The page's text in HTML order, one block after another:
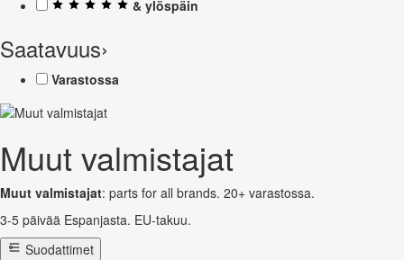
& ylöspäin
Saatavuus›
Varastossa
Muut valmistajat
Muut valmistajat: parts for all brands. 20+ varastossa.
3-5 päivää Espanjasta. EU-takuu.
Suodattimet